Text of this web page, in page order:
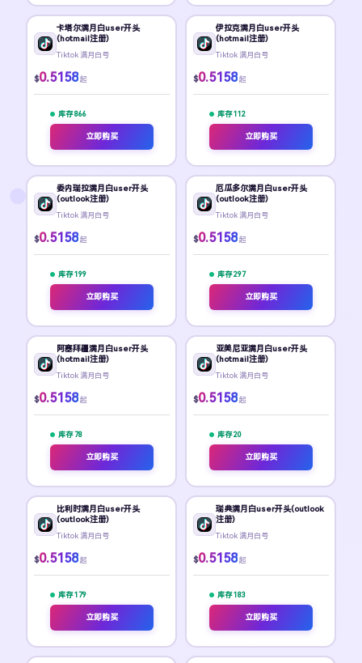
卡塔尔满月白user开头
(hotmail注册)
Tiktok 满月白号
$0.5158 起
库存 866
立即购买
伊拉克满月白user开头
(hotmail注册)
Tiktok 满月白号
$0.5158 起
库存 112
立即购买
委内瑞拉满月白user开头
(outlook注册)
Tiktok 满月白号
$0.5158 起
库存 199
立即购买
厄瓜多尔满月白user开头
(outlook注册)
Tiktok 满月白号
$0.5158 起
库存 297
立即购买
阿塞拜疆满月白user开头
(hotmail注册)
Tiktok 满月白号
$0.5158 起
库存 78
立即购买
亚美尼亚满月白user开头
(hotmail注册)
Tiktok 满月白号
$0.5158 起
库存 20
立即购买
比利时满月白user开头
(outlook注册)
Tiktok 满月白号
$0.5158 起
库存 179
立即购买
瑞典满月白user开头(outlook
注册)
Tiktok 满月白号
$0.5158 起
库存 183
立即购买